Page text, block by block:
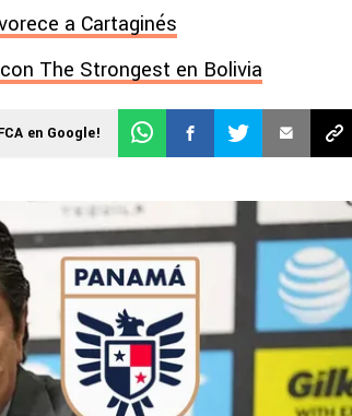
a Cartaginés
The Strongest en Bolivia
en Google!